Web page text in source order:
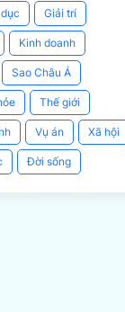
Giải trí
Kinh doanh
Sao Châu Á
Thế giới
Vụ án Xã hội
Đời sống